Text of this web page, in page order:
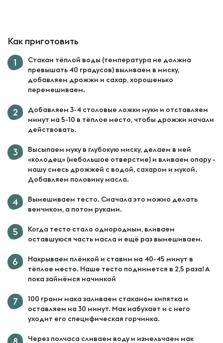
Как приготовить
Стакан тёплой воды (температура не должна
превышать 40 градусов) выливаем в миску,
добавляем дрожжи и сахар, хорошенько
перемешиваем.
Добавляем 3-4 столовые ложки муки и отставляем
минут на 5-10 в тёплое место, чтобы дрожжи начали
действовать.
Высыпаем муку в глубокую миску, делаем в ней
«колодец» (небольшое отверстие) и вливаем опару -
нашу смесь дрожжей с водой, сахаром и мукой.
Добавляем половину масла.
Вымешиваем тесто. Сначала это можно делать
венчиком, а потом руками.
Когда тесто стало однородным, вливаем
оставшуюся часть масла и ещё раз вымешиваем.
Накрываем плёнкой и ставим на 40-45 минут в
тёплое место. Наше тесто поднимется в 2,5 раза! А
пока займёмся начинкой
100 грамм мака заливаем стаканом кипятка и
оставляем на 30 минут. Мак набухает и с него
уходит его специфическая горчинка.
Через полчаса сливаем воду и измельчаем мак